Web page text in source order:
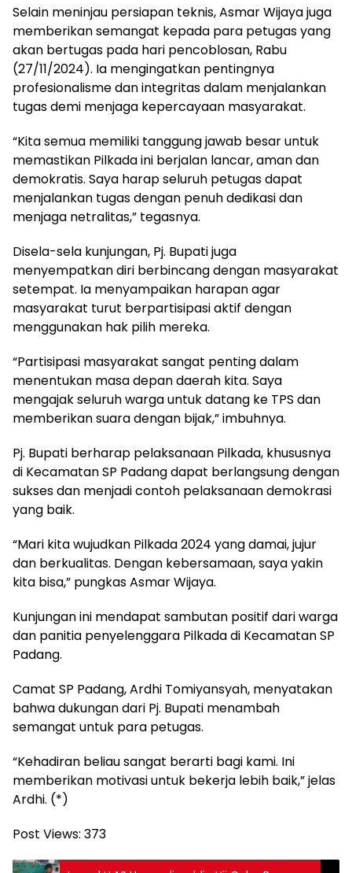
Selain meninjau persiapan teknis, Asmar Wijaya juga
memberikan semangat kepada para petugas yang
akan bertugas pada hari pencoblosan, Rabu
(27/11/2024). Ia mengingatkan pentingnya
profesionalisme dan integritas dalam menjalankan
tugas demi menjaga kepercayaan masyarakat.
“Kita semua memiliki tanggung jawab besar untuk
memastikan Pilkada ini berjalan lancar, aman dan
demokratis. Saya harap seluruh petugas dapat
menjalankan tugas dengan penuh dedikasi dan
menjaga netralitas,” tegasnya.
Disela-sela kunjungan, Pj. Bupati juga
menyempatkan diri berbincang dengan masyarakat
setempat. Ia menyampaikan harapan agar
masyarakat turut berpartisipasi aktif dengan
menggunakan hak pilih mereka.
“Partisipasi masyarakat sangat penting dalam
menentukan masa depan daerah kita. Saya
mengajak seluruh warga untuk datang ke TPS dan
memberikan suara dengan bijak,” imbuhnya.
Pj. Bupati berharap pelaksanaan Pilkada, khususnya
di Kecamatan SP Padang dapat berlangsung dengan
sukses dan menjadi contoh pelaksanaan demokrasi
yang baik.
“Mari kita wujudkan Pilkada 2024 yang damai, jujur
dan berkualitas. Dengan kebersamaan, saya yakin
kita bisa,” pungkas Asmar Wijaya.
Kunjungan ini mendapat sambutan positif dari warga
dan panitia penyelenggara Pilkada di Kecamatan SP
Padang.
Camat SP Padang, Ardhi Tomiyansyah, menyatakan
bahwa dukungan dari Pj. Bupati menambah
semangat untuk para petugas.
“Kehadiran beliau sangat berarti bagi kami. Ini
memberikan motivasi untuk bekerja lebih baik,” jelas
Ardhi. (*)
Post Views: 373